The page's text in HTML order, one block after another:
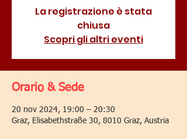
La registrazione è stata
chiusa
Scopri gli altri eventi
Orario & Sede
20 nov 2024, 19:00 – 20:30
Graz, Elisabethstraße 30, 8010 Graz, Austria